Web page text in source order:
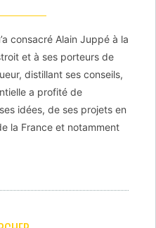
consacré Alain Juppé à la
et à ses porteurs de
distillant ses conseils,
a profité de
idées, de ses projets en
la France et notamment